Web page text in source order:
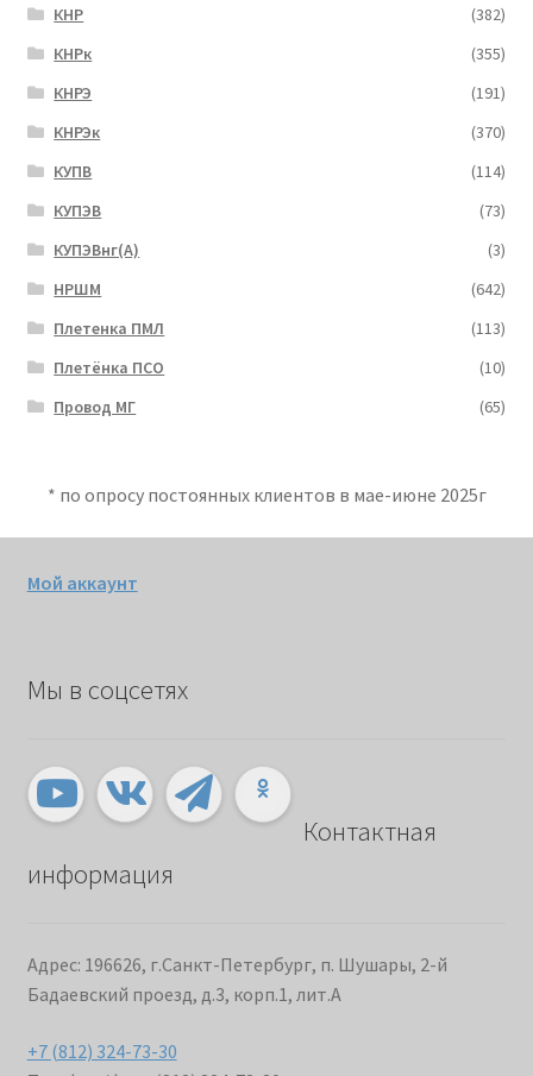
КНР
(382)
КНРк
(355)
КНРЭ
(191)
КНРЭк
(370)
КУПВ
(114)
КУПЭВ
(73)
КУПЭВнг(А)
(3)
НРШМ
(642)
Плетенка ПМЛ
(113)
Плетёнка ПСО
(10)
Провод МГ
(65)
* по опросу постоянных клиентов в мае-июне 2025г
Мой аккаунт
Мы в соцсетях
Контактная
информация
Адрес: 196626, г.Санкт-Петербург, п. Шушары, 2-й
Бадаевский проезд, д.3, корп.1, лит.А
+7 (812) 324-73-30